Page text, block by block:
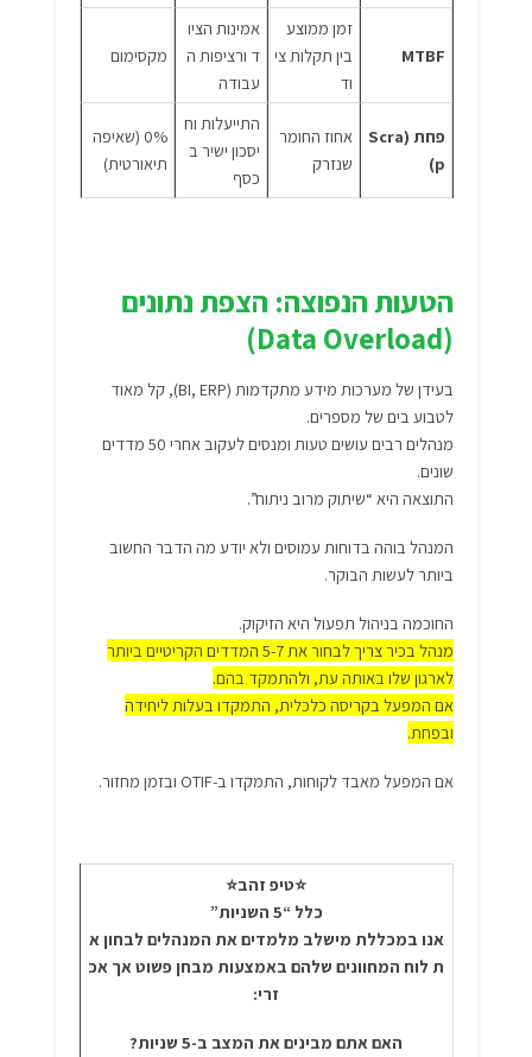
MTBF
זמן ממוצע
בין תקלות צי
וד
אמינות הציו
ד ורציפות ה
עבודה
מקסימום
פחת (Scra
p)
אחוז החומר
שנזרק
התייעלות וח
יסכון ישיר ב
כסף
0% (שאיפה
תיאורטית)
הטעות הנפוצה: הצפת נתונים
(Data Overload)
בעידן של מערכות מידע מתקדמות (BI, ERP), קל מאוד
לטבוע בים של מספרים.
מנהלים רבים עושים טעות ומנסים לעקוב אחרי 50 מדדים
שונים.
התוצאה היא “שיתוק מרוב ניתוח”.
המנהל בוהה בדוחות עמוסים ולא יודע מה הדבר החשוב
ביותר לעשות הבוקר.
החוכמה בניהול תפעול היא הזיקוק.
מנהל בכיר צריך לבחור את 5-7 המדדים הקריטיים ביותר
לארגון שלו באותה עת, ולהתמקד בהם.
אם המפעל בקריסה כלכלית, התמקדו בעלות ליחידה
ובפחת.
אם המפעל מאבד לקוחות, התמקדו ב-OTIF ובזמן מחזור.
⭐טיפ זהב⭐
כלל “5 השניות”
אנו במכללת מישלב מלמדים את המנהלים לבחון א
ת לוח המחוונים שלהם באמצעות מבחן פשוט אך אכ
זרי:
האם אתם מבינים את המצב ב-5 שניות?